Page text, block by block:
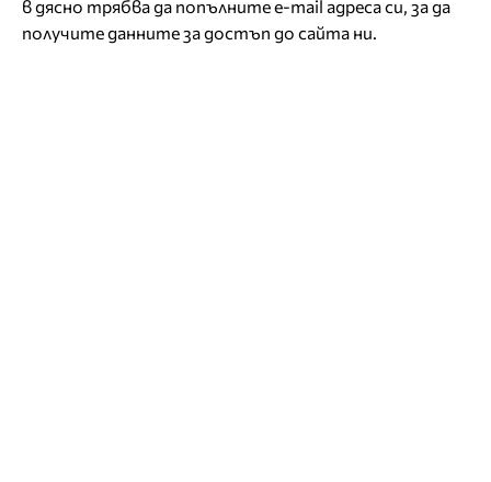
в дясно трябва да попълните e-mail адреса си, за да
получите данните за достъп до сайта ни.